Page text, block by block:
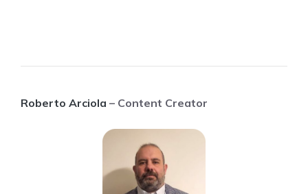
Roberto Arciola – Content Creator